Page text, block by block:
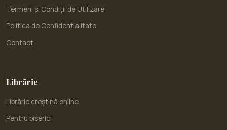
Termeni și Condiții de Utilizare
Politica de Confidențialitate
Contact
Librărie
Librărie creștină online
Pentru biserici